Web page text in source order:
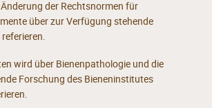
der Rechtsnormen für
über zur Verfügung stehende
wird über Bienenpathologie und die
Forschung des Bieneninstitutes